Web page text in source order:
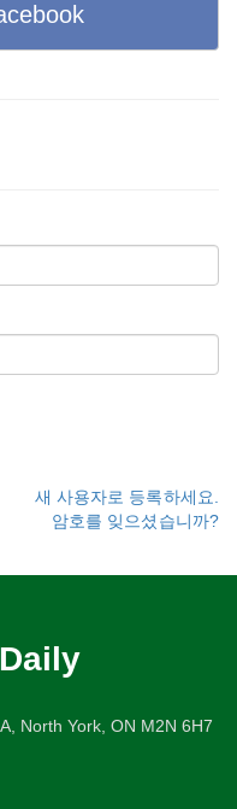
새 사용자로 등록하세요.
암호를 잊으셨습니까?
North York, ON M2N 6H7